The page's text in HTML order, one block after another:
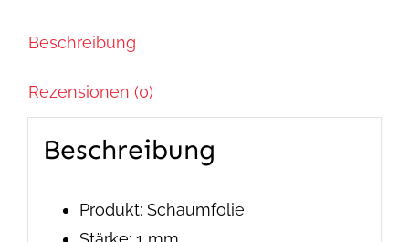
x
mm
Menge
Beschreibung
Rezensionen (0)
Beschreibung
Produkt: Schaumfolie